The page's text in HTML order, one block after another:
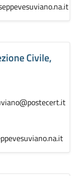
Civile,